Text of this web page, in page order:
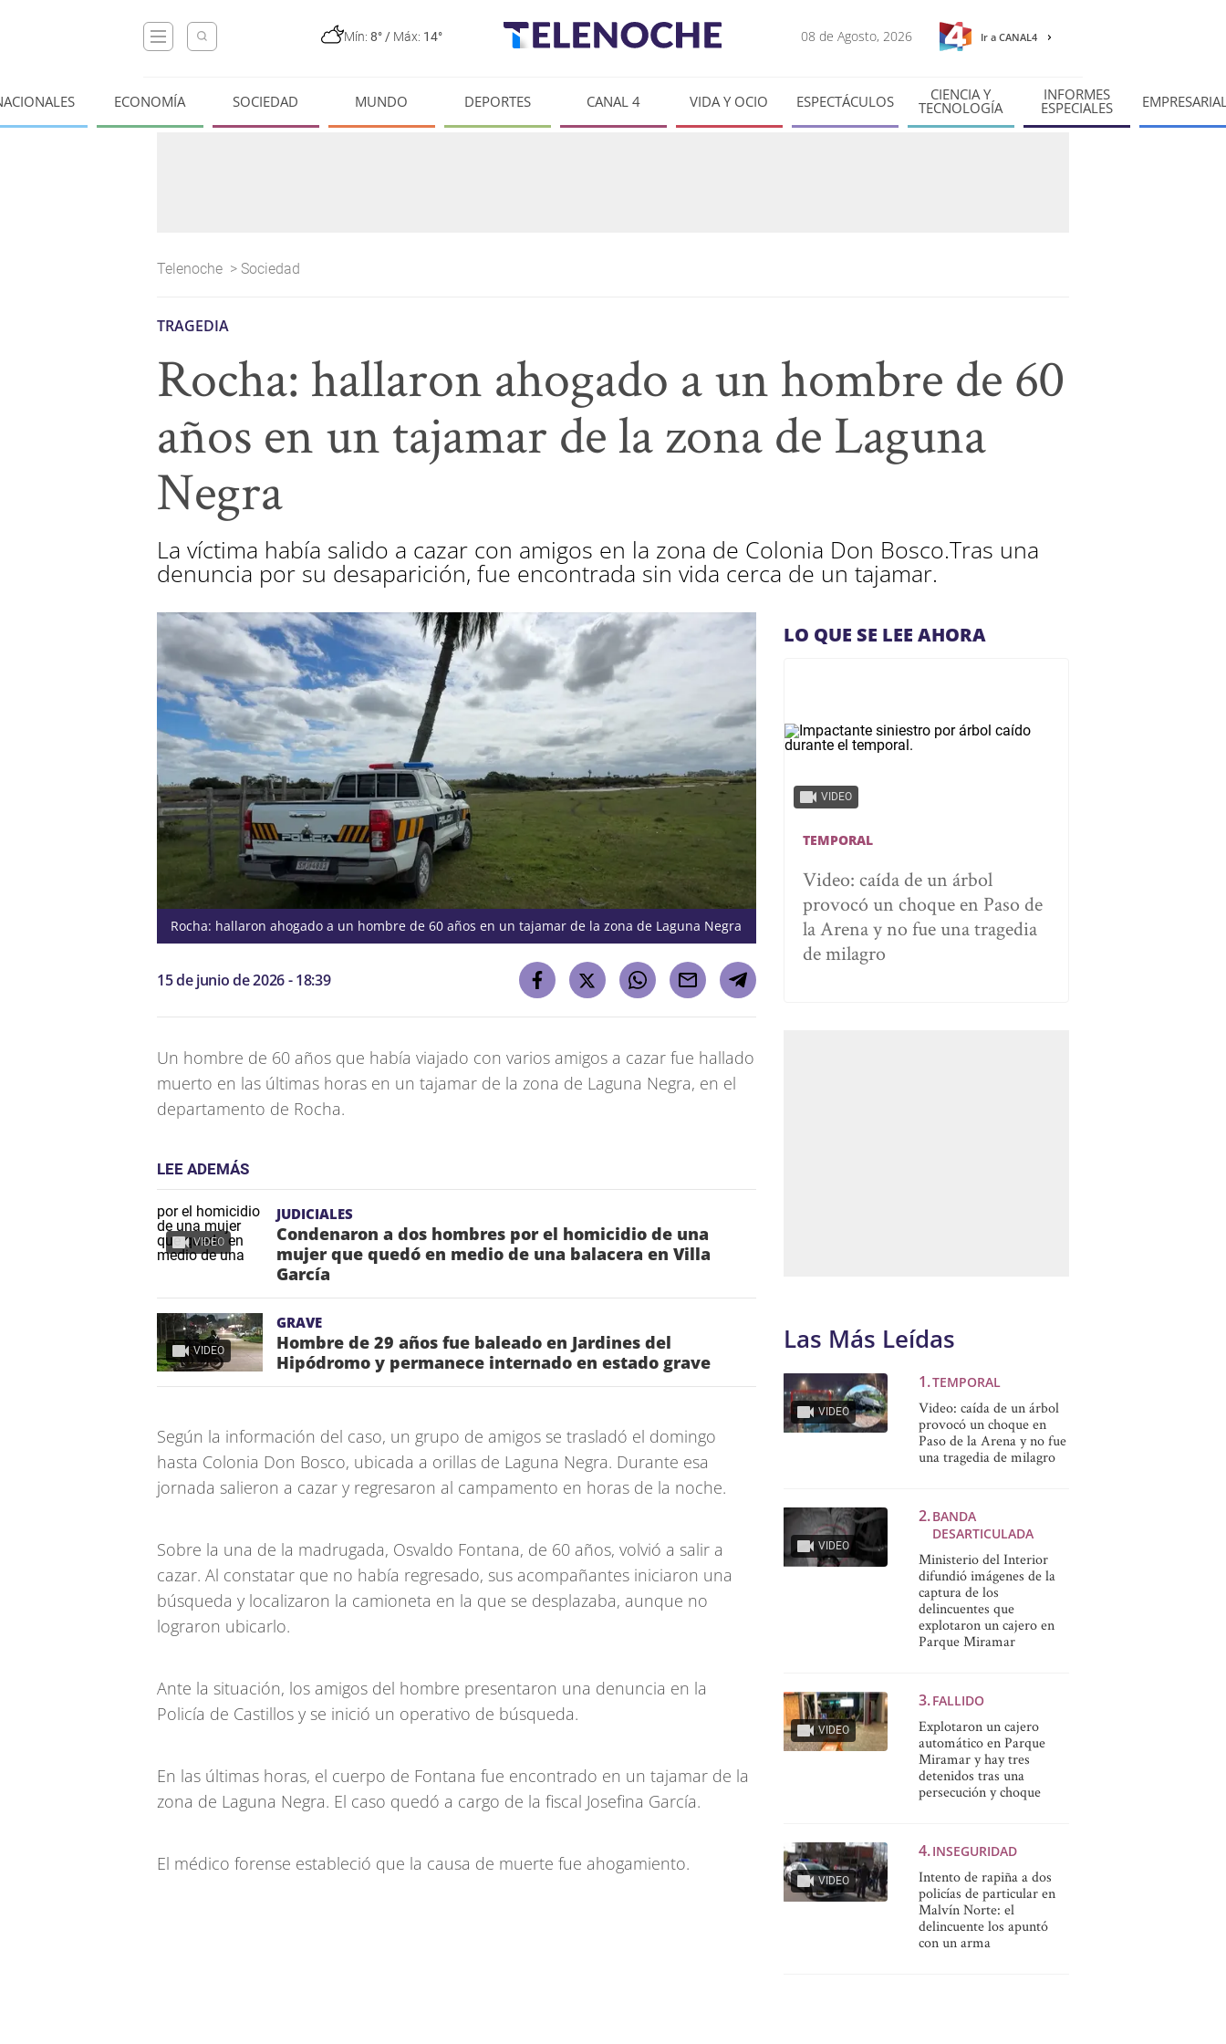
Mín: 8° / Máx: 14° 08 de Agosto, 2026 Ir a CANAL4
ECONOMÍA SOCIEDAD MUNDO DEPORTES CANAL 4 VIDA Y OCIO ESPECTÁCULOS CIENCIA Y
TECNOLOGÍA
INFORMES
ESPECIALES
Telenoche > Sociedad
TRAGEDIA
Rocha: hallaron ahogado a un hombre de 60
años en un tajamar de la zona de Laguna
Negra
La víctima había salido a cazar con amigos en la zona de Colonia Don Bosco.Tras una
denuncia por su desaparición, fue encontrada sin vida cerca de un tajamar.
Rocha: hallaron ahogado a un hombre de 60 años en un tajamar de la zona de Laguna Negra
15 de junio de 2026 - 18:39
Un hombre de 60 años que había viajado con varios amigos a cazar fue hallado
muerto en las últimas horas en un tajamar de la zona de Laguna Negra, en el
departamento de Rocha.
LEE ADEMÁS
VIDEO
JUDICIALES
Condenaron a dos hombres por el homicidio de una
mujer que quedó en medio de una balacera en Villa
García
VIDEO
GRAVE
Hombre de 29 años fue baleado en Jardines del
Hipódromo y permanece internado en estado grave
Según la información del caso, un grupo de amigos se trasladó el domingo
hasta Colonia Don Bosco, ubicada a orillas de Laguna Negra. Durante esa
jornada salieron a cazar y regresaron al campamento en horas de la noche.
Sobre la una de la madrugada, Osvaldo Fontana, de 60 años, volvió a salir a
cazar. Al constatar que no había regresado, sus acompañantes iniciaron una
búsqueda y localizaron la camioneta en la que se desplazaba, aunque no
lograron ubicarlo.
Ante la situación, los amigos del hombre presentaron una denuncia en la
Policía de Castillos y se inició un operativo de búsqueda.
En las últimas horas, el cuerpo de Fontana fue encontrado en un tajamar de la
zona de Laguna Negra. El caso quedó a cargo de la fiscal Josefina García.
El médico forense estableció que la causa de muerte fue ahogamiento.
LO QUE SE LEE AHORA
VIDEO
TEMPORAL
Video: caída de un árbol
provocó un choque en Paso de
la Arena y no fue una tragedia
de milagro
Las Más Leídas
VIDEO
TEMPORAL
Video: caída de un árbol
provocó un choque en
Paso de la Arena y no fue
una tragedia de milagro
VIDEO
BANDA
DESARTICULADA
Ministerio del Interior
difundió imágenes de la
captura de los
delincuentes que
explotaron un cajero en
Parque Miramar
VIDEO
FALLIDO
Explotaron un cajero
automático en Parque
Miramar y hay tres
detenidos tras una
persecución y choque
VIDEO
INSEGURIDAD
Intento de rapiña a dos
policías de particular en
Malvín Norte: el
delincuente los apuntó
con un arma